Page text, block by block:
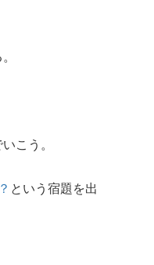
こう。
という宿題を出